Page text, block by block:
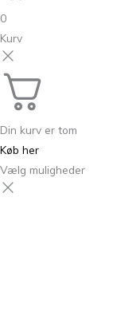
0
Kurv
Din kurv er tom
Køb her
Vælg muligheder